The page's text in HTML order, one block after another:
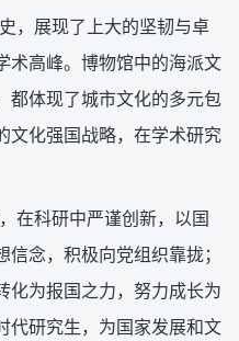
，展现了上大的坚韧与卓
术高峰。博物馆中的海派文
都体现了城市文化的多元包
文化强国战略，在学术研究
在科研中严谨创新，以国
念，积极向党组织靠拢；
化为报国之力，努力成长为
代研究生，为国家发展和文